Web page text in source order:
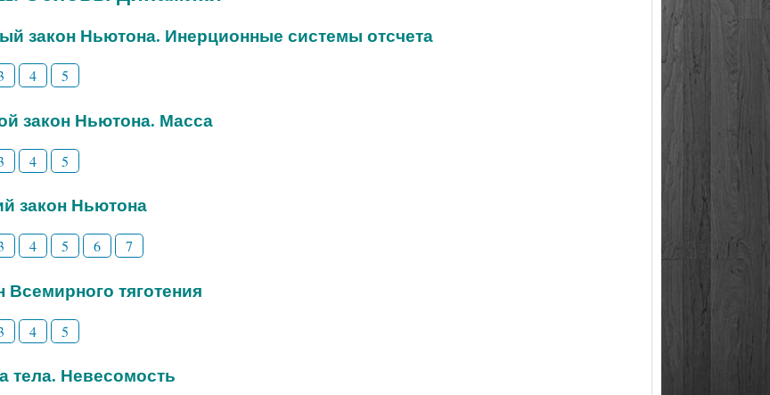
закон Ньютона. Инерционные системы отсчета
4 5
закон Ньютона. Масса
4 5
закон Ньютона
4 5 6 7
Всемирного тяготения
4 5
тела. Невесомость